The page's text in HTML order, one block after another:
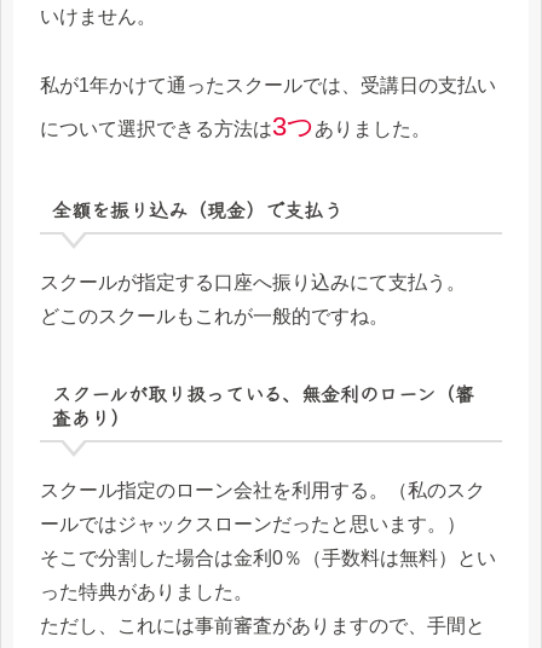
いけません。
私が1年かけて通ったスクールでは、受講日の支払い
について選択できる方法は3つありました。
全額を振り込み（現金）で支払う
スクールが指定する口座へ振り込みにて支払う。
どこのスクールもこれが一般的ですね。
スクールが取り扱っている、無金利のローン（審
査あり）
スクール指定のローン会社を利用する。（私のスク
ールではジャックスローンだったと思います。）
そこで分割した場合は金利0％（手数料は無料）とい
った特典がありました。
ただし、これには事前審査がありますので、手間と